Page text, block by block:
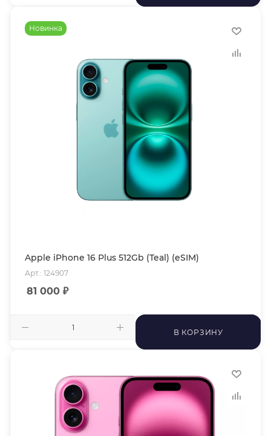
Новинка
Apple iPhone 16 Plus 512Gb (Teal) (eSIM)
Арт.: 124907
81 000 ₽
В КОРЗИНУ